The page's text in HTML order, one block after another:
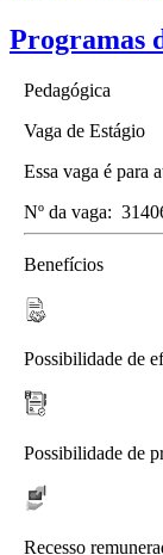
Programas
Pedagógica
Vaga de Estágio
Essa vaga é para
Nº da vaga:
Benefícios
Possibilidade de
Possibilidade de
Recesso